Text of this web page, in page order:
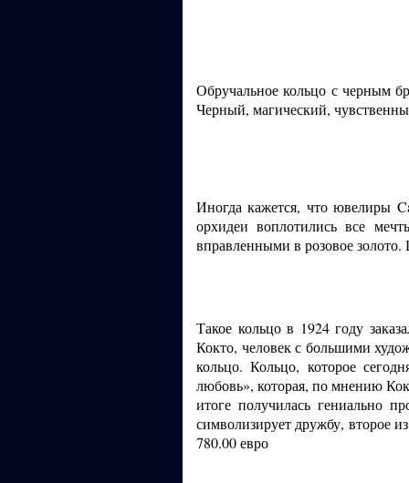
Обручальное кольцо с черным
Черный, магический,
Иногда кажется, что ювелиры
орхидеи воплотились все
вправленными в розовое
Такое кольцо в 1924 году
Кокто, человек с большими
кольцо. Кольцо, которое
любовь», которая, по мнению
итоге получилась гениально
символизирует дружбу, второе
780.00 евро